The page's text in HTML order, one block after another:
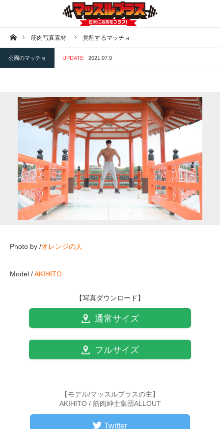
ホーム筋肉写真素材 覚醒するマッチョ
公園のマッチョ UPDATE 2021.07.9
Photo by /オレンジの人
Model /AKIHITO
【写真ダウンロード】
通常サイズ
フルサイズ
【モデル/マッスルプラスの主】
AKIHITO / 筋肉紳士集団ALLOUT
Twitter